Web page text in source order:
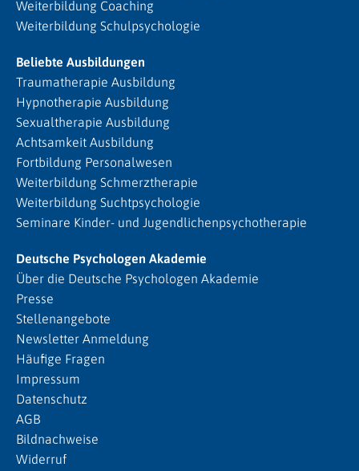
Weiterbildung Coaching
Weiterbildung Schulpsychologie
Beliebte Ausbildungen
Traumatherapie Ausbildung
Hypnotherapie Ausbildung
Sexualtherapie Ausbildung
Achtsamkeit Ausbildung
Fortbildung Personalwesen
Weiterbildung Schmerztherapie
Weiterbildung Suchtpsychologie
Seminare Kinder- und Jugendlichenpsychotherapie
Deutsche Psychologen Akademie
Über die Deutsche Psychologen Akademie
Presse
Stellenangebote
Newsletter Anmeldung
Häufige Fragen
Impressum
Datenschutz
AGB
Bildnachweise
Widerruf